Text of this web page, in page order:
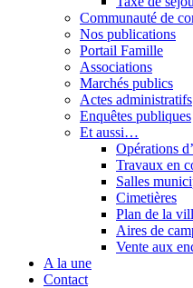
Communauté de
Nos publications
Portail Famille
Associations
Marchés publics
Actes administratifs
Enquêtes publiques
Et aussi…
Opérations
Travaux en
Salles
Cimetières
Plan de la
Aires de
Vente aux
A la une
Contact